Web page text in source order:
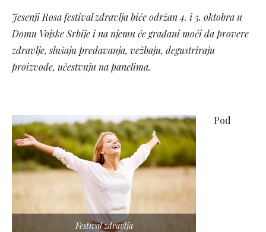
Jesenji Rosa festival zdravljabićeodržan 4. i 5. oktobra u
Domu Vojske Srbije i na njemućegrađanimoćida provere
zdravlje, slušaju predavanja, vežbaju, degustriraju
proizvode, učestvujuna panelima.
Festival zdravlja
Pod